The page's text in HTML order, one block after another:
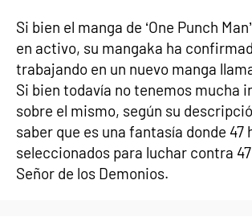
Si bien el manga de ‘One Punch
en activo, su mangaka ha
trabajando en un nuevo manga
Si bien todavía no tenemos mucha
sobre el mismo, según su
saber que es una fantasía donde 47
seleccionados para luchar contra
Señor de los Demonios.